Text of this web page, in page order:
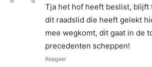
Tja het hof heeft beslist, blijft
dit raadslid die heeft gelekt
mee wegkomt, dit gaat in de
precedenten scheppen!
Reageer